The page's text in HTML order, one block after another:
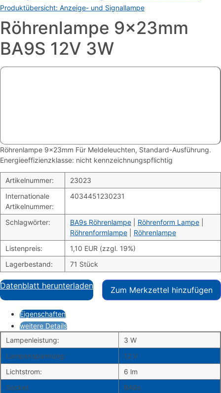
Produktübersicht: Anzeige- und Signallampe
Röhrenlampe 9x23mm
BA9S 12V 3W
Röhrenlampe 9x23mm Für Meldeleuchten, Standard-Ausführung.
Energieeffizienzklasse: nicht kennzeichnungspflichtig
Artikelnummer:
23023
Internationale
Artikelnummer:
4034451230231
Schlagwörter: BA9s Röhrenlampe Röhrenform Lampe
Röhrenformlampe
Röhrenlampe
Listenpreis:
1,10 EUR (zzgl. 19%)
Lagerbestand:
71 Stück
Datenblatt herunterladen Zum Merkzettel hinzufügen
Eigenschaften
weitere Details
Lampenleistung:
3 W
Lampenspannung:
12 V
Lichtstrom:
6 lm
Sockel:
BA9s